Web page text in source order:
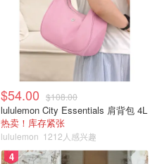
$54.00 $108.00
lululemon City Essentials 肩背包 4L
热卖！库存紧张
lululemon 1212人感兴趣
4